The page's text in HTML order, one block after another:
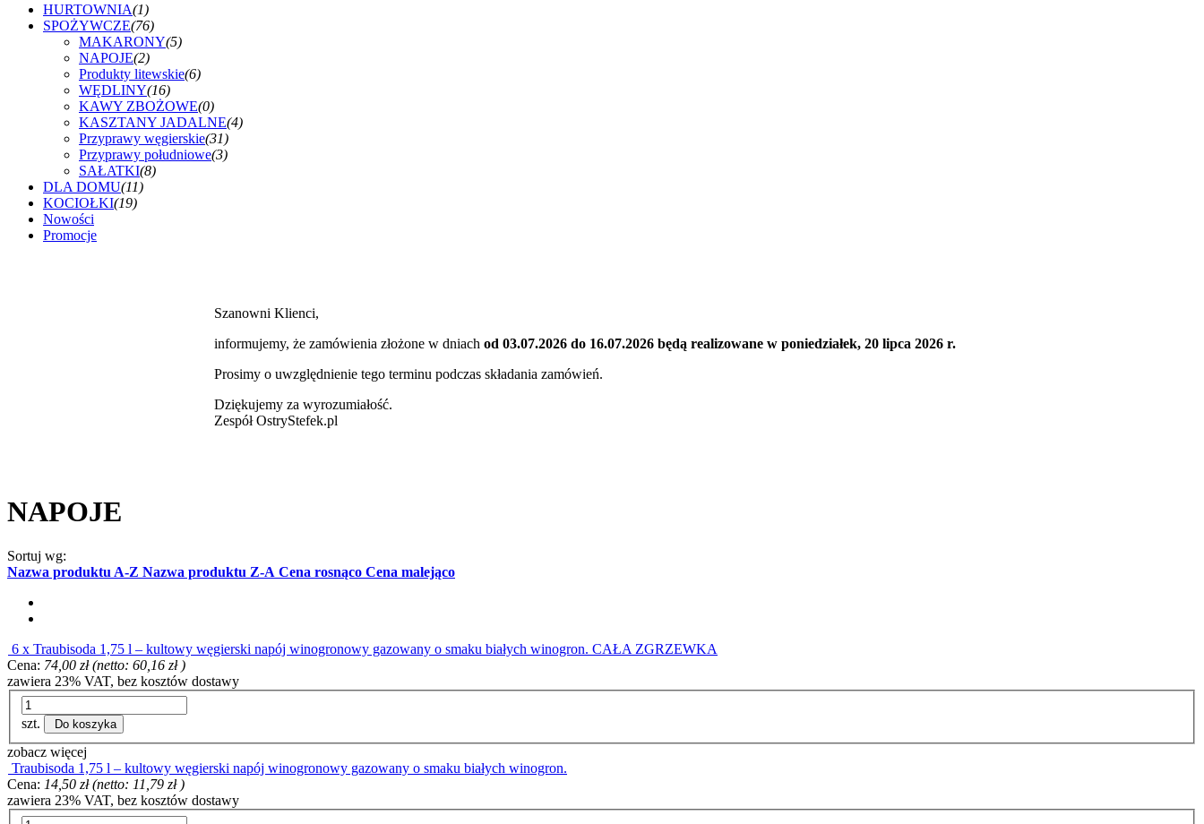
HURTOWNIA(1)
SPOŻYWCZE(76)
MAKARONY(5)
NAPOJE(2)
Produkty litewskie(6)
WĘDLINY(16)
KAWY ZBOŻOWE(0)
KASZTANY JADALNE(4)
Przyprawy węgierskie(31)
Przyprawy południowe(3)
SAŁATKI(8)
DLA DOMU(11)
KOCIOŁKI(19)
Nowości
Promocje
Szanowni Klienci,
informujemy, że zamówienia złożone w dniach od 03.07.2026 do 16.07.2026 będą realizowane w poniedziałek, 20 lipca 2026 r.
Prosimy o uwzględnienie tego terminu podczas składania zamówień.
Dziękujemy za wyrozumiałość.
Zespół OstryStefek.pl
NAPOJE
Sortuj wg:
Nazwa produktu A-Z Nazwa produktu Z-A Cena rosnąco Cena malejąco
6 x Traubisoda 1,75 l – kultowy węgierski napój winogronowy gazowany o smaku białych winogron. CAŁA ZGRZEWKA
Cena: 74,00 zł (netto: 60,16 zł)
zawiera 23% VAT, bez kosztów dostawy
szt. Do koszyka
zobacz więcej
Traubisoda 1,75 l – kultowy węgierski napój winogronowy gazowany o smaku białych winogron.
Cena: 14,50 zł (netto: 11,79 zł)
zawiera 23% VAT, bez kosztów dostawy